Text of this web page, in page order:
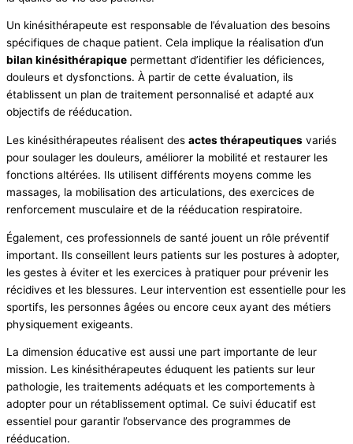
Un kinésithérapeute est responsable de l’évaluation des besoins
spécifiques de chaque patient. Cela implique la réalisation d’un
bilan kinésithérapique permettant d’identifier les déficiences,
douleurs et dysfonctions. À partir de cette évaluation, ils
établissent un plan de traitement personnalisé et adapté aux
objectifs de rééducation.
Les kinésithérapeutes réalisent des actes thérapeutiques variés
pour soulager les douleurs, améliorer la mobilité et restaurer les
fonctions altérées. Ils utilisent différents moyens comme les
massages, la mobilisation des articulations, des exercices de
renforcement musculaire et de la rééducation respiratoire.
Également, ces professionnels de santé jouent un rôle préventif
important. Ils conseillent leurs patients sur les postures à adopter,
les gestes à éviter et les exercices à pratiquer pour prévenir les
récidives et les blessures. Leur intervention est essentielle pour les
sportifs, les personnes âgées ou encore ceux ayant des métiers
physiquement exigeants.
La dimension éducative est aussi une part importante de leur
mission. Les kinésithérapeutes éduquent les patients sur leur
pathologie, les traitements adéquats et les comportements à
adopter pour un rétablissement optimal. Ce suivi éducatif est
essentiel pour garantir l’observance des programmes de
rééducation.